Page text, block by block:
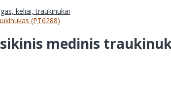
keliai, traukinukai
(PT6288)
medinis